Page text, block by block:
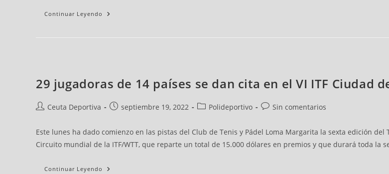
Continuar Leyendo
29 jugadoras de 14 países se dan cita en el VI ITF Ciudad
Ceuta Deportiva septiembre 19, 2022 Polideportivo Sin comentarios
Este lunes ha dado comienzo en las pistas del Club de Tenis y Pádel Loma Margarita la sexta edición
Circuito mundial de la ITF/WTT, que reparte un total de 15.000 dólares en premios y que durará toda la
Continuar Leyendo